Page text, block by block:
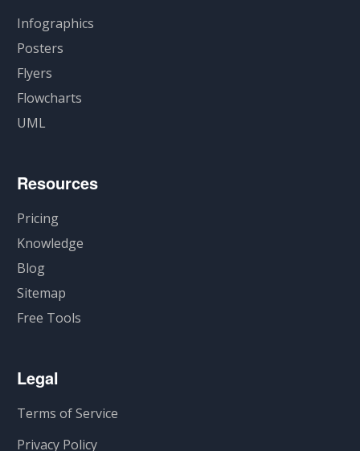
Infographics
Posters
Flyers
Flowcharts
UML
Resources
Pricing
Knowledge
Blog
Sitemap
Free Tools
Legal
Terms of Service
Privacy Policy